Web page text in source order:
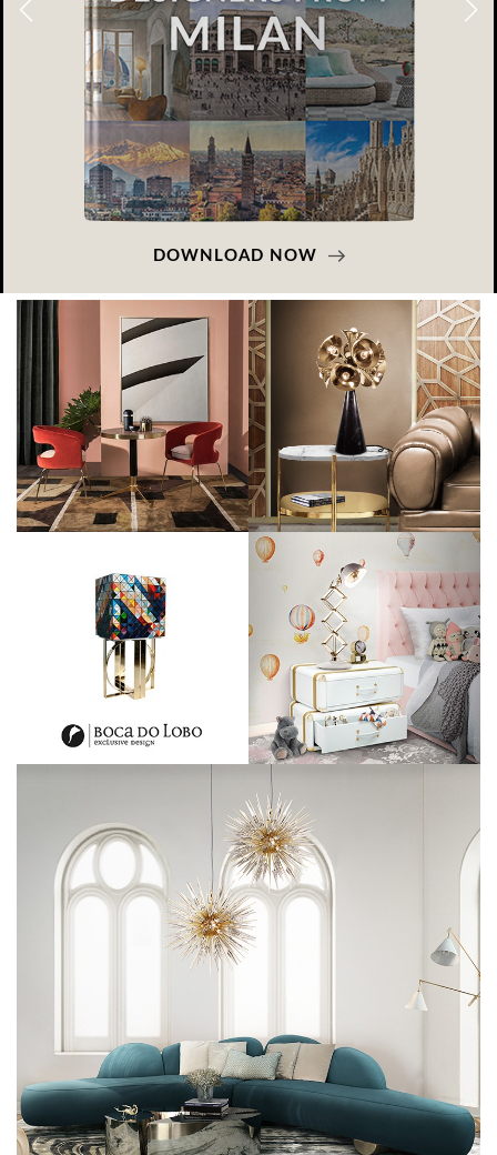
DOWNLOAD NOW